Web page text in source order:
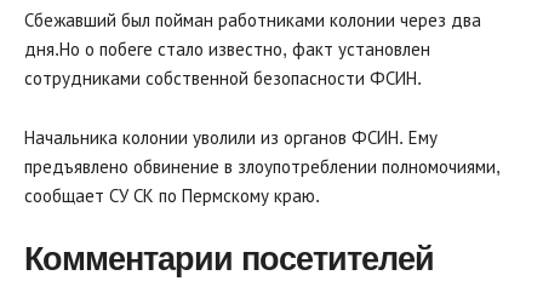
Сбежавший был пойман работниками колонии через два
дня.Но о побеге стало известно, факт установлен
сотрудниками собственной безопасности ФСИН.
Начальника колонии уволили из органов ФСИН. Ему
предъявлено обвинение в злоупотреблении полномочиями,
сообщает СУ СК по Пермскому краю.
Комментарии посетителей